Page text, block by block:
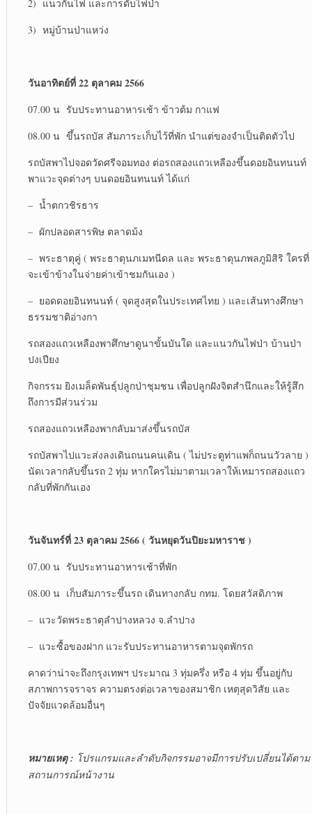
2) แนวกันไฟ และการดับไฟป่า
3) หมู่บ้านป่าแหว่ง
วันอาทิตย์ที่ 22 ตุลาคม 2566
07.00 น รับประทานอาหารเช้า ข้าวต้ม กาแฟ
08.00 น ขึ้นรถบัส สัมภาระเก็บไว้ที่พัก นำแต่ของจำเป็นติดตัวไป
รถบัสพาไปจอดวัดศรีจอมทอง ต่อรถสองแถวเหลืองขึ้นดอยอินทนนท์
พาแวะจุดต่างๆ บนดอยอินทนนท์ ได้แก่
– น้ำตกวชิรธาร
– ผักปลอดสารพิษ ตลาดม้ง
– พระธาตุคู่ ( พระธาตุนภเมทนีดล และ พระธาตุนภพลภูมิสิริ ใครที่
จะเข้าข้างในจ่ายค่าเข้าชมกันเอง )
– ยอดดอยอินทนนท์ ( จุดสูงสุดในประเทศไทย ) และเส้นทางศึกษา
ธรรมชาติอ่างกา
รถสองแถวเหลืองพาศึกษาดูนาขั้นบันใด และแนวกันไฟป่า บ้านป่า
ปงเปียง
กิจกรรม ยิงเมล็ดพันธุ์ปลูกป่าชุมชน เพื่อปลูกฝังจิตสำนึกและให้รู้สึก
ถึงการมีส่วนร่วม
รถสองแถวเหลืองพากลับมาส่งขึ้นรถบัส
รถบัสพาไปแวะส่งลงเดินถนนคนเดิน ( ไม่ประตูท่าแพก็ถนนวัวลาย )
นัดเวลากลับขึ้นรถ 2 ทุ่ม หากใครไม่มาตามเวลาให้เหมารถสองแถว
กลับที่พักกันเอง
วันจันทร์ที่ 23 ตุลาคม 2566 ( วันหยุดวันปิยะมหาราช )
07.00 น รับประทานอาหารเช้าที่พัก
08.00 น เก็บสัมภาระขึ้นรถ เดินทางกลับ กทม. โดยสวัสดิภาพ
– แวะวัดพระธาตุลำปางหลวง จ.ลำปาง
– แวะซื้อของฝาก แวะรับประทานอาหารตามจุดพักรถ
คาดว่าน่าจะถึงกรุงเทพฯ ประมาณ 3 ทุ่มครึ่ง หรือ 4 ทุ่ม ขึ้นอยู่กับ
สภาพการจราจร ความตรงต่อเวลาของสมาชิก เหตุสุดวิสัย และ
ปัจจัยแวดล้อมอื่นๆ
หมายเหตุ : โปรแกรมและลำดับกิจกรรมอาจมีการปรับเปลี่ยนได้ตาม
สถานการณ์หน้างาน